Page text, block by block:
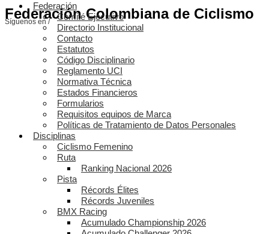
Federación Colombiana de Ciclismo
Síguenos en /
Federación
Comité Ejecutivo
Directorio Institucional
Contacto
Estatutos
Código Disciplinario
Reglamento UCI
Normativa Técnica
Estados Financieros
Formularios
Requisitos equipos de Marca
Políticas de Tratamiento de Datos Personales
Disciplinas
Ciclismo Femenino
Ruta
Ranking Nacional 2026
Pista
Récords Élites
Récords Juveniles
BMX Racing
Acumulado Championship 2026